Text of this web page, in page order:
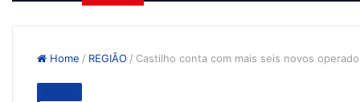
Home / REGIÃO / Castilho conta com mais seis novos